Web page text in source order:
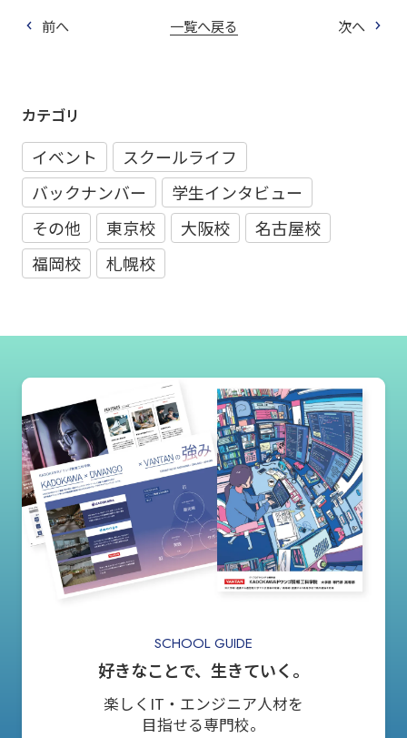
前へ 一覧へ戻る 次へ
カテゴリ
イベント
スクールライフ
バックナンバー
学生インタビュー
その他
東京校 大阪校
名古屋校
福岡校
札幌校
SCHOOL GUIDE
好きなことで、生きていく。
楽しくIT・エンジニア人材を
目指せる専門校。